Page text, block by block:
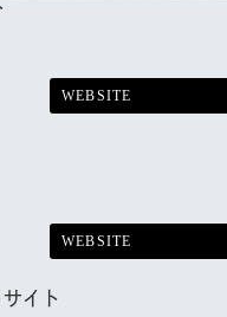
WEBSITE
WEBSITE